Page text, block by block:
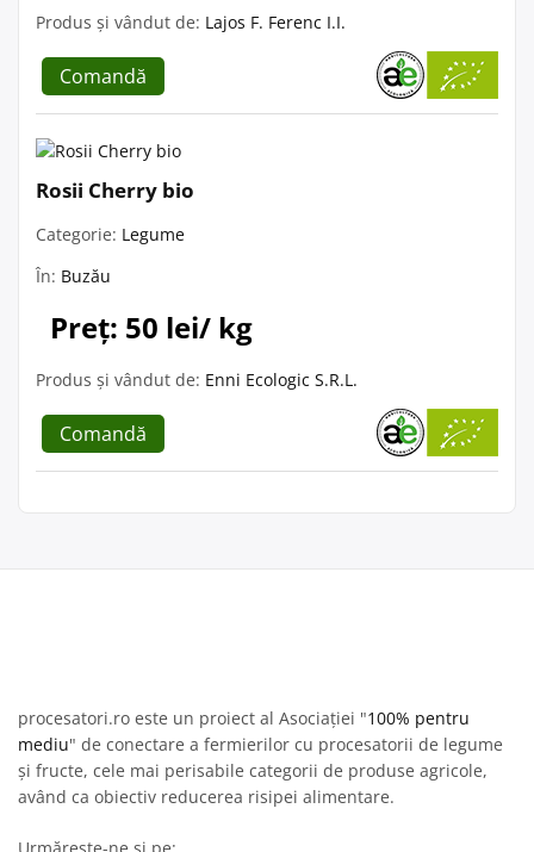
Produs și vândut de: Lajos F. Ferenc I.I.
Comandă
Rosii Cherry bio
Categorie: Legume
În: Buzău
Preț: 50 lei/ kg
Produs și vândut de: Enni Ecologic S.R.L.
Comandă
procesatori.ro este un proiect al Asociației "100% pentru
mediu" de conectare a fermierilor cu procesatorii de legume
și fructe, cele mai perisabile categorii de produse agricole,
având ca obiectiv reducerea risipei alimentare.
Urmărește-ne și pe: